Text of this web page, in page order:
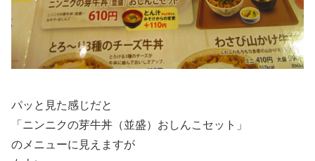
パッと見た感じだと
「ニンニクの芽牛丼（並盛）おしんこセット」
のメニューに見えますが